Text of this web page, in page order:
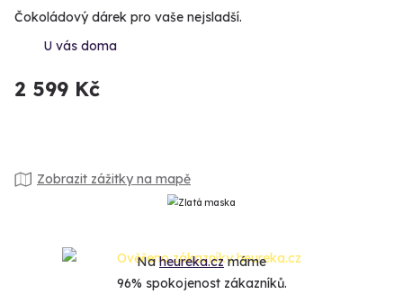
Čokoládový dárek pro vaše nejsladší.
U vás doma
2 599 Kč
Zobrazit zážitky na mapě
Naheureka.czmáme
96% spokojenost zákazníků.